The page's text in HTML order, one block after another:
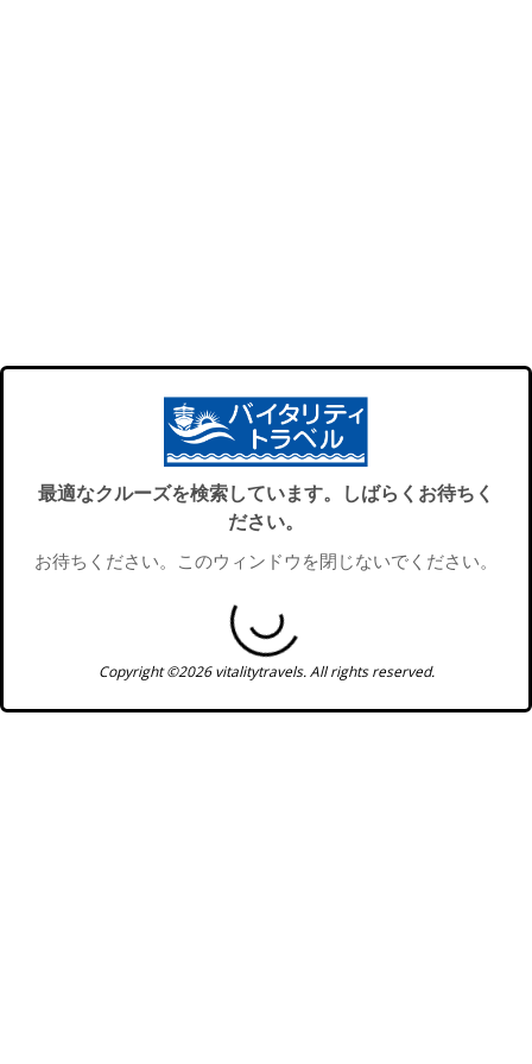
最適なクルーズを検索しています。しばらくお待ちく
ださい。
お待ちください。このウィンドウを閉じないでください。
Copyright ©2026 vitalitytravels. All rights reserved.